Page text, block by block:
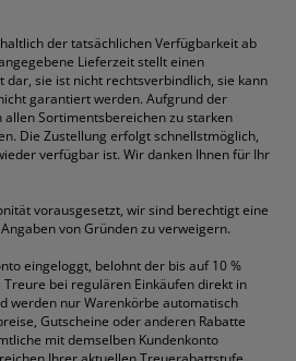
der tatsächlichen Verfügbarkeit ab
Lieferzeit stellt einen
sie ist nicht rechtsverbindlich, sie kann
garantiert werden. Aufgrund der
allen Sortimentsbereichen zu starken
Die Zustellung erfolgt schnellstmöglich,
verfügbar ist. Wir danken Ihnen für Ihr
vorausgesetzt, wir sind berechtigt eine
von Gründen zu verweigern.
eingeloggt, belohnt der bis auf 10 %
bei regulären Einkäufen direkt in
werden nur Warenkörbe automatisch
Gutscheine oder anderen Rabatte
mit demselben Kundenkonto